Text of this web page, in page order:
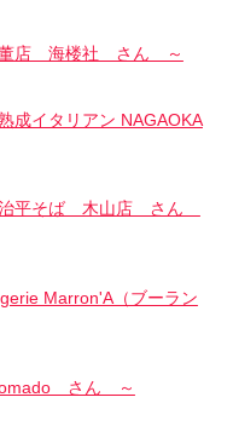
董店 海楼社 さん ～
成イタリアン NAGAOKA
治平そば 木山店 さん
Marron'A（ブーラン
さん ～